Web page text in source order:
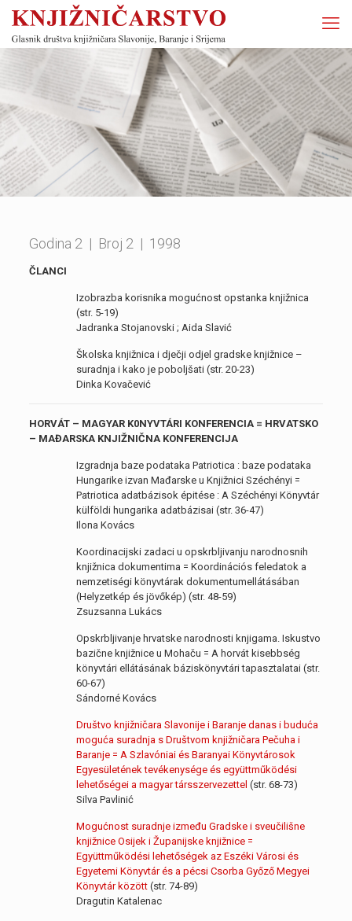
Godina 2 | Broj 2 | 1998
ČLANCI
Izobrazba korisnika mogućnost opstanka knjižnica
(str. 5-19)
Jadranka Stojanovski ; Aida Slavić
Školska knjižnica i dječji odjel gradske knjižnice –
suradnja i kako je poboljšati (str. 20-23)
Dinka Kovačević
HORVÁT – MAGYAR K0NYVTÁRI KONFERENCIA = HRVATSKO
– MAĐARSKA KNJIŽNIČNA KONFERENCIJA
Izgradnja baze podataka Patriotica : baze podataka
Hungarike izvan Mađarske u Knjižnici Széchényi =
Patriotica adatbázisok épitése : A Széchényi Könyvtár
külföldi hungarika adatbázisai (str. 36-47)
Ilona Kovács
Koordinacijski zadaci u opskrbljivanju narodnosnih
knjižnica dokumentima = Koordinációs feledatok a
nemzetiségi könyvtárak dokumentumellátásában
(Helyzetkép és jövőkép) (str. 48-59)
Zsuzsanna Lukács
Opskrbljivanje hrvatske narodnosti knjigama. Iskustvo
bazične knjižnice u Mohaču = A horvát kisebbség
könyvtári ellátásának báziskönyvtári tapasztalatai (str.
60-67)
Sándorné Kovács
Društvo knjižničara Slavonije i Baranje danas i buduća
moguća suradnja s Društvom knjižničara Pečuha i
Baranje = A Szlavóniai és Baranyai Könyvtárosok
Egyesületének tevékenysége és együttműködési
lehetőségei a magyar társszervezettel (str. 68-73)
Silva Pavlinić
Mogućnost suradnje između Gradske i sveučilišne
knjižnice Osijek i Županijske knjižnice =
Együttműködési lehetőségek az Eszéki Városi és
Egyetemi Könyvtár és a pécsi Csorba Győző Megyei
Könyvtár között (str. 74-89)
Dragutin Katalenac